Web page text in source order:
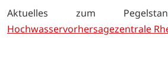
Aktuelles zum
Hochwasservorhersagezentrale